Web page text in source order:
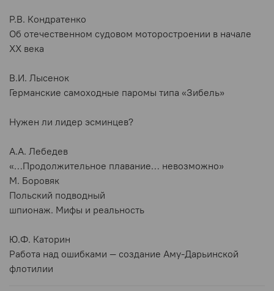
Р.В. Кондратенко
Об отечественном судовом моторостроении в начале
XX века
В.И. Лысенок
Германские самоходные паромы типа «Зибель»
Нужен ли лидер эсминцев?
А.А. Лебедев
«…Продолжительное плавание… невозможно»
М. Боровяк
Польский подводный
шпионаж. Мифы и реальность
Ю.Ф. Каторин
Работа над ошибками — создание Аму-Дарьинской
флотилии